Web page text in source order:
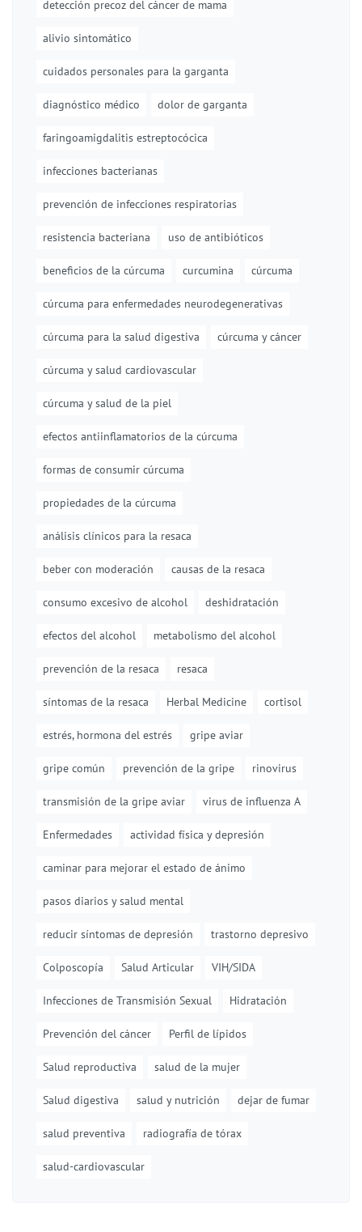
detección precoz del cáncer de mama
alivio sintomático
cuidados personales para la garganta
diagnóstico médico dolor de garganta
faringoamigdalitis estreptocócica
infecciones bacterianas
prevención de infecciones respiratorias
resistencia bacteriana uso de antibióticos
beneficios de la cúrcuma curcumina cúrcuma
cúrcuma para enfermedades neurodegenerativas
cúrcuma para la salud digestiva cúrcuma y cáncer
cúrcuma y salud cardiovascular
cúrcuma y salud de la piel
efectos antiinflamatorios de la cúrcuma
formas de consumir cúrcuma
propiedades de la cúrcuma
análisis clínicos para la resaca
beber con moderación causas de la resaca
consumo excesivo de alcohol deshidratación
efectos del alcohol metabolismo del alcohol
prevención de la resaca resaca
síntomas de la resaca Herbal Medicine cortisol
estrés, hormona del estrés gripe aviar
gripe común prevención de la gripe rinovirus
transmisión de la gripe aviar virus de influenza A
Enfermedades actividad física y depresión
caminar para mejorar el estado de ánimo
pasos diarios y salud mental
reducir síntomas de depresión trastorno depresivo
Colposcopía Salud Articular VIH/SIDA
Infecciones de Transmisión Sexual Hidratación
Prevención del cáncer Perfil de lípidos
Salud reproductiva salud de la mujer
Salud digestiva salud y nutrición dejar de fumar
salud preventiva radiografía de tórax
salud-cardiovascular